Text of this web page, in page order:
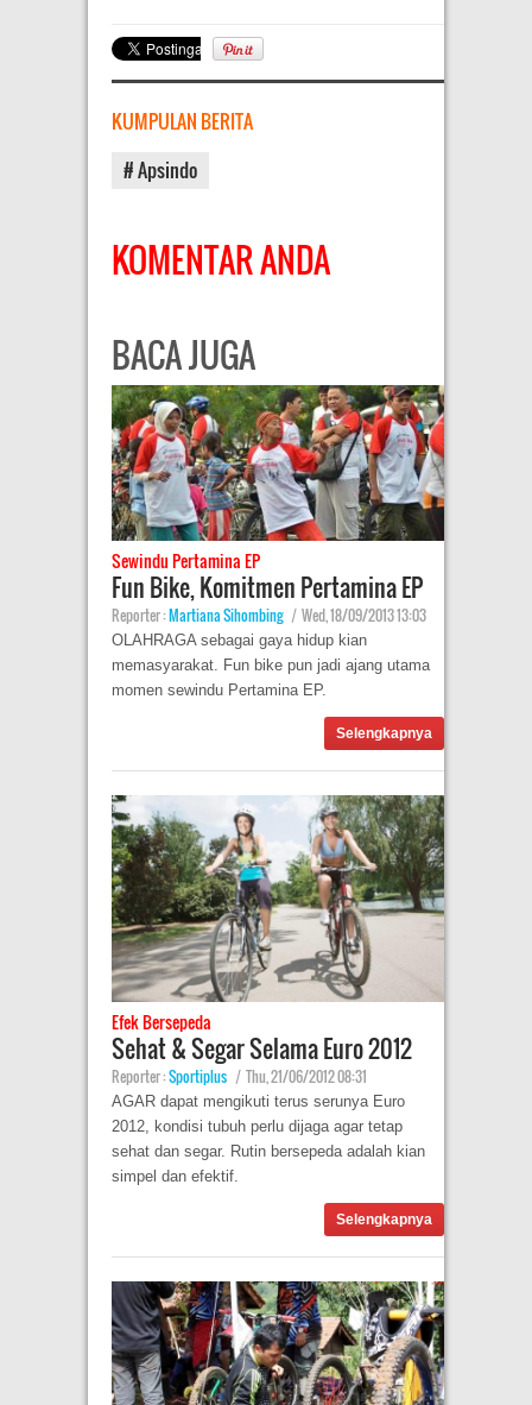
KUMPULAN BERITA
# Apsindo
KOMENTAR ANDA
BACA JUGA
Sewindu Pertamina EP
Fun Bike, Komitmen Pertamina EP
Reporter :Martiana Sihombing | Wed, 18/09/2013 13:03
OLAHRAGA sebagai gaya hidup kian
memasyarakat. Fun bike pun jadi ajang utama
momen sewindu Pertamina EP.
Selengkapnya
Efek Bersepeda
Sehat & Segar Selama Euro 2012
Reporter :Sportiplus | Thu, 21/06/2012 08:31
AGAR dapat mengikuti terus serunya Euro
2012, kondisi tubuh perlu dijaga agar tetap
sehat dan segar. Rutin bersepeda adalah kian
simpel dan efektif.
Selengkapnya